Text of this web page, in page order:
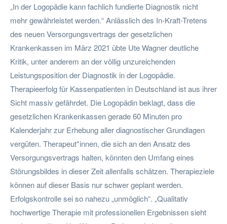
„In der Logopädie kann fachlich fundierte Diagnostik nicht
mehr gewährleistet werden.“ Anlässlich des In-Kraft-Tretens
des neuen Versorgungsvertrags der gesetzlichen
Krankenkassen im März 2021 übte Ute Wagner deutliche
Kritik, unter anderem an der völlig unzureichenden
Leistungsposition der Diagnostik in der Logopädie.
Therapieerfolg für Kassenpatienten in Deutschland ist aus ihrer
Sicht massiv gefährdet. Die Logopädin beklagt, dass die
gesetzlichen Krankenkassen gerade 60 Minuten pro
Kalenderjahr zur Erhebung aller diagnostischer Grundlagen
vergüten. Therapeut*innen, die sich an den Ansatz des
Versorgungsvertrags halten, könnten den Umfang eines
Störungsbildes in dieser Zeit allenfalls schätzen. Therapieziele
können auf dieser Basis nur schwer geplant werden.
Erfolgskontrolle sei so nahezu „unmöglich“. „Qualitativ
hochwertige Therapie mit professionellen Ergebnissen sieht